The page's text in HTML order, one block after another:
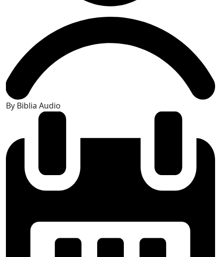
By Biblia Audio